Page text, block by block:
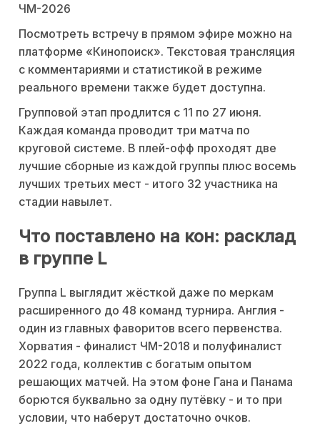
ЧМ-2026
Посмотреть встречу в прямом эфире можно на
платформе «Кинопоиск». Текстовая трансляция
с комментариями и статистикой в режиме
реального времени также будет доступна.
Групповой этап продлится с 11 по 27 июня.
Каждая команда проводит три матча по
круговой системе. В плей-офф проходят две
лучшие сборные из каждой группы плюс восемь
лучших третьих мест - итого 32 участника на
стадии навылет.
Что поставлено на кон: расклад
в группе L
Группа L выглядит жёсткой даже по меркам
расширенного до 48 команд турнира. Англия -
один из главных фаворитов всего первенства.
Хорватия - финалист ЧМ-2018 и полуфиналист
2022 года, коллектив с богатым опытом
решающих матчей. На этом фоне Гана и Панама
борются буквально за одну путёвку - и то при
условии, что наберут достаточно очков.